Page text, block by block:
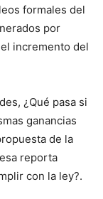
formales del
por
incremento del
¿Qué pasa si
ganancias
de la
reporta
con la ley?.